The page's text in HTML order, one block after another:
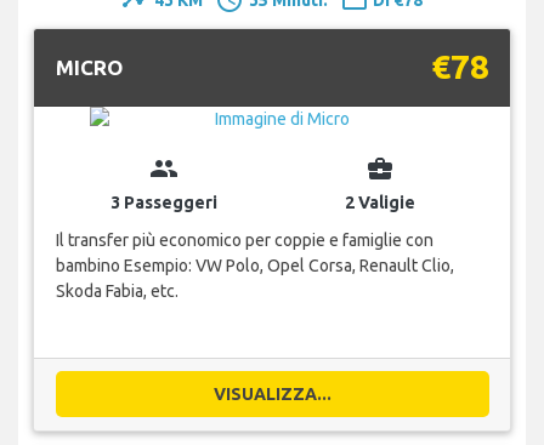
MICRO €78
group
3 Passeggeri
business_center
2 Valigie
Il transfer più economico per coppie e famiglie con
bambino Esempio: VW Polo, Opel Corsa, Renault Clio,
Skoda Fabia, etc.
VISUALIZZA...